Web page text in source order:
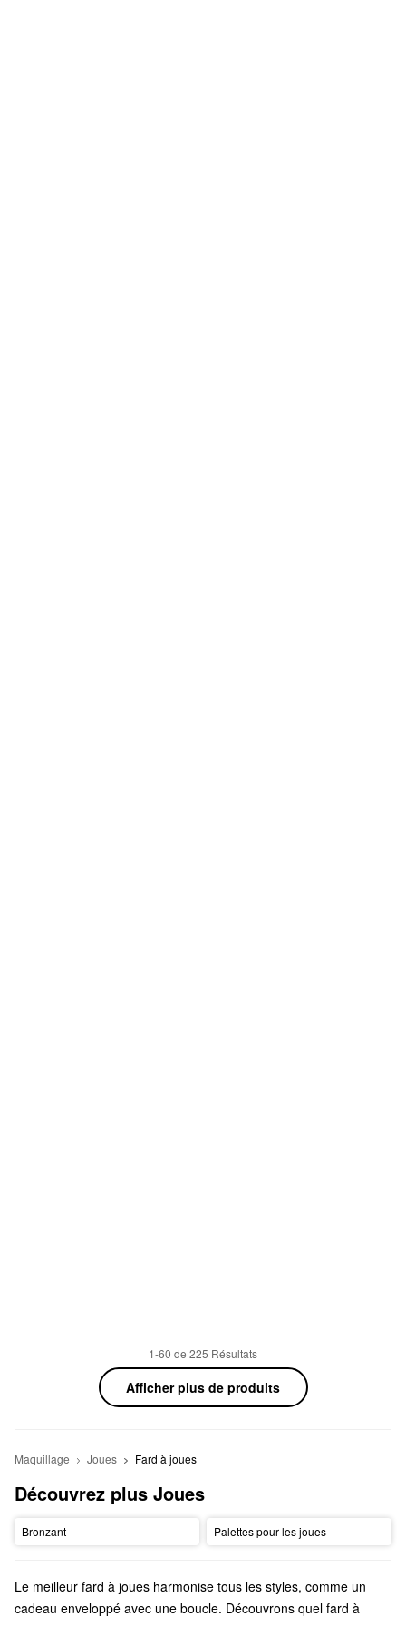
1-60 de 225 Résultats
Afficher plus de produits
Maquillage Joues Fard à joues
Découvrez plus Joues
Bronzant Palettes pour les joues
Le meilleur fard à joues harmonise tous les styles, comme un
cadeau enveloppé avec une boucle. Découvrons quel fard à